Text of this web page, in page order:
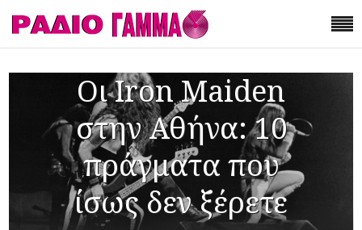
Οι Iron Maiden
στην Αθήνα: 10
πράγματα που
ίσως δεν ξέρετε